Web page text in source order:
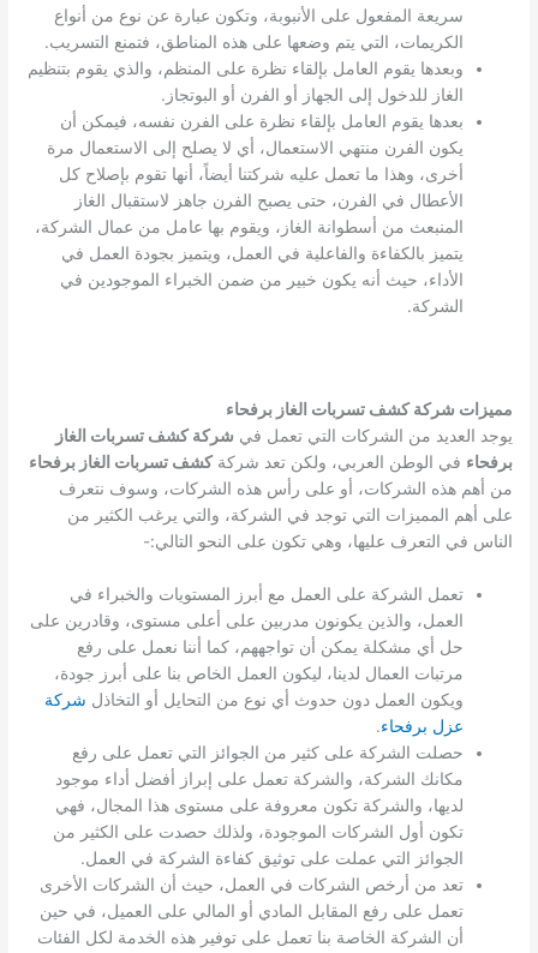
سريعة المفعول على الأنبوبة، وتكون عبارة عن نوع من أنواع
الكريمات، التي يتم وضعها على هذه المناطق، فتمنع التسريب.
وبعدها يقوم العامل بإلقاء نظرة على المنظم، والذي يقوم بتنظيم
الغاز للدخول إلى الجهاز أو الفرن أو البوتجاز.
بعدها يقوم العامل بإلقاء نظرة على الفرن نفسه، فيمكن أن
يكون الفرن منتهي الاستعمال، أي لا يصلح إلى الاستعمال مرة
أخرى، وهذا ما تعمل عليه شركتنا أيضاً، أنها تقوم بإصلاح كل
الأعطال في الفرن، حتى يصبح الفرن جاهز لاستقبال الغاز
المنبعث من أسطوانة الغاز، ويقوم بها عامل من عمال الشركة،
يتميز بالكفاءة والفاعلية في العمل، ويتميز بجودة العمل في
الأداء، حيث أنه يكون خبير من ضمن الخبراء الموجودين في
الشركة.
مميزات شركة كشف تسربات الغاز برفحاء
يوجد العديد من الشركات التي تعمل في شركة كشف تسربات الغاز
برفحاء في الوطن العربي، ولكن تعد شركةكشف تسربات الغاز برفحاء
من أهم هذه الشركات، أو على رأس هذه الشركات، وسوف نتعرف
على أهم المميزات التي توجد في الشركة، والتي يرغب الكثير من
الناس في التعرف عليها، وهي تكون على النحو التالي:-
تعمل الشركة على العمل مع أبرز المستويات والخبراء في
العمل، والذين يكونون مدربين على أعلى مستوى، وقادرين على
حل أي مشكلة يمكن أن تواجههم، كما أننا نعمل على رفع
مرتبات العمال لدينا، ليكون العمل الخاص بنا على أبرز جودة،
ويكون العمل دون حدوث أي نوع من التحايل أو التخاذل شركة
عزل برفحاء.
حصلت الشركة على كثير من الجوائز التي تعمل على رفع
مكانك الشركة، والشركة تعمل على إبراز أفضل أداء موجود
لديها، والشركة تكون معروفة على مستوى هذا المجال، فهي
تكون أول الشركات الموجودة، ولذلك حصدت على الكثير من
الجوائز التي عملت على توثيق كفاءة الشركة في العمل.
تعد من أرخص الشركات في العمل، حيث أن الشركات الأخرى
تعمل على رفع المقابل المادي أو المالي على العميل، في حين
أن الشركة الخاصة بنا تعمل على توفير هذه الخدمة لكل الفئات